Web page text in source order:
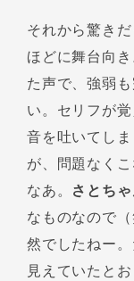
それから驚き
ほどに舞台向
た声で、強弱
い。セリフが
音を吐いてし
が、問題なく
なあ。 さとち
なものなので
然でしたねー
見えていたと